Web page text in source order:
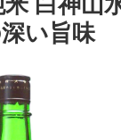
い旨味